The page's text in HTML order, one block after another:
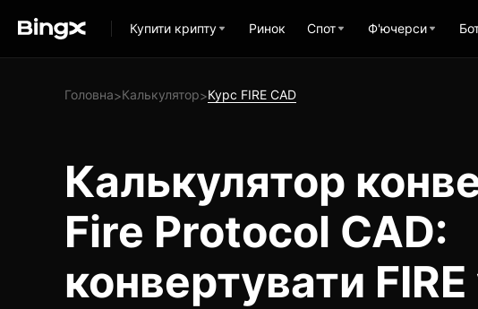
Купити крипту Ринок Спот Ф'ючерси
Головна>Калькулятор>Курс FIRE CAD
Калькулятор
Fire Protocol CAD:
конвертувати